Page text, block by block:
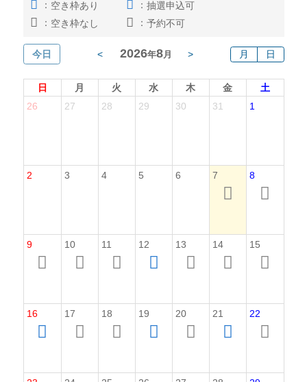
： 空き枠あり ： 抽選申込可
： 空き枠なし ： 予約不可
今日 < 2026年8 月 > 月 日
日 月 火 水 木 金
土
26
27 28 29 30 31 1
2 3 4 5 6 7 8
9 10 11 12 13 14 15
16 17 18 19 20 21 22